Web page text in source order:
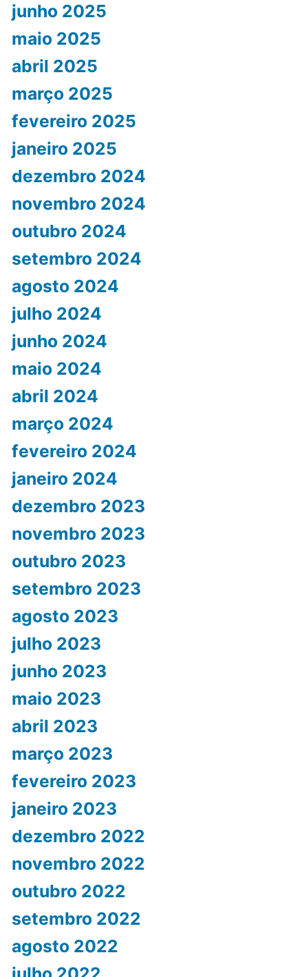
junho 2025
maio 2025
abril 2025
março 2025
fevereiro 2025
janeiro 2025
dezembro 2024
novembro 2024
outubro 2024
setembro 2024
agosto 2024
julho 2024
junho 2024
maio 2024
abril 2024
março 2024
fevereiro 2024
janeiro 2024
dezembro 2023
novembro 2023
outubro 2023
setembro 2023
agosto 2023
julho 2023
junho 2023
maio 2023
abril 2023
março 2023
fevereiro 2023
janeiro 2023
dezembro 2022
novembro 2022
outubro 2022
setembro 2022
agosto 2022